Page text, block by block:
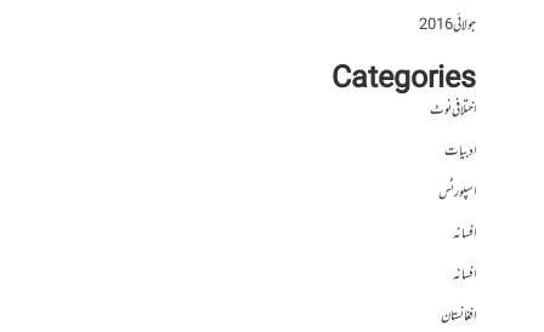
جولائی 2016
Categories
اختلافی نوٹ
ادبیات
اسپورٹس
افسانہ
افسانہ
افغانستان